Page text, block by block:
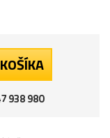
938 980